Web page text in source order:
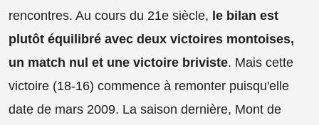
rencontres. Au cours du 21e siècle, le bilan est
plutôt équilibré avec deux victoires montoises,
un match nul et une victoire briviste. Mais cette
victoire (18-16) commence à remonter puisqu'elle
date de mars 2009. La saison dernière, Mont de